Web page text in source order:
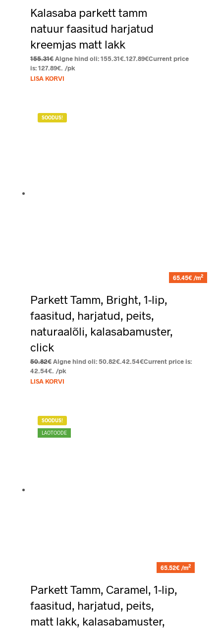
Kalasaba parkett tamm
natuur faasitud harjatud
kreemjas matt lakk
155.31€ Algne hind oli: 155.31€.127.89€Current price
is: 127.89€. /pk
LISA KORVI
SOODUS!
65.45€ /m2
Parkett Tamm, Bright, 1-lip,
faasitud, harjatud, peits,
naturaalõli, kalasabamuster,
click
50.82€ Algne hind oli: 50.82€.42.54€Current price is:
42.54€. /pk
LISA KORVI
SOODUS!
LAOTOODE
65.52€ /m2
Parkett Tamm, Caramel, 1-lip,
faasitud, harjatud, peits,
matt lakk, kalasabamuster,